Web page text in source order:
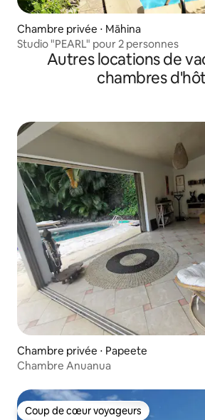
Chambre privée ⋅ Māhina
Studio "PEARL" pour 2 personnes
Autres locations de
chambres
Chambre privée ⋅ Papeete
Chambre Anuanua
Coup de cœur voyageurs
Coup de cœur voyageurs